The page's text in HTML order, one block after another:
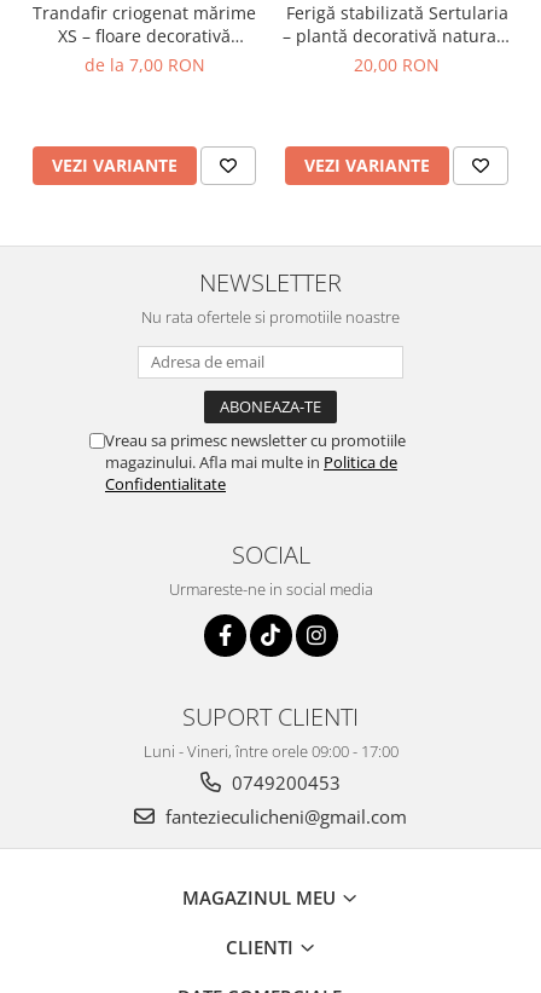
Trandafir criogenat mărime
XS – floare decorativă
naturală
de la 7,00 RON
VEZI VARIANTE
Ferigă stabilizată Sertularia
– plantă decorativă naturală
pentru tablouri și
20,00 RON
VEZI VARIANTE
NEWSLETTER
Nu rata ofertele si promotiile noastre
Vreau sa primesc newsletter cu promotiile
magazinului. Afla mai multe in Politica de
Confidentialitate
SOCIAL
Urmareste-ne in social media
SUPORT CLIENTI
Luni - Vineri, între orele 09:00 - 17:00
0749200453
fantezieculicheni@gmail.com
MAGAZINUL MEU
CLIENTI